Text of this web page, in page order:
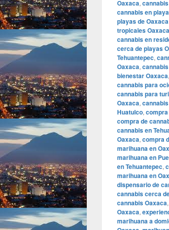
Oaxaca,
cannabis en
playas de
tropicales Oaxaca
cannabis en
cerca de playas
Tehuantepec,
Oaxaca,
bienestar Oaxaca,
cannabis para
cannabis para
Oaxaca,
Huatulco, compra
compra de
cannabis en
Oaxaca, compra
marihuana en
marihuana en
en Tehuantepec,
marihuana en
dispensario de
cannabis cerca
cannabis Oaxaca,
Oaxaca,
marihuana a